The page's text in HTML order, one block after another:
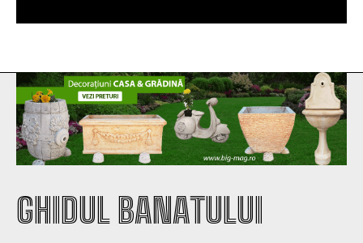
GHIDUL BANATULUI